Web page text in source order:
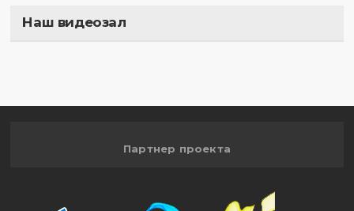
Наш видеозал
Партнер проекта